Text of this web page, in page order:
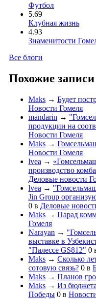
Футбол
5.69
Клубная жизнь
4.93
Знаменитости
Все блоги
Похожие записи
Maks → Будет
Новости Гомеля
mandarin →
продукции на
Новости Гомеля
Maks →
Новости Гомеля
lvea →
производство
Деловые новости
lvea →
Jin Group
0 в Деловые
Maks → Парад
Гомеля
Narayan →
выставке в
"Палессе GS812" 0
Maks → Сколько
сотовую связь? 0 в
Maks → Планов
Maks → Из
Победы 0 в